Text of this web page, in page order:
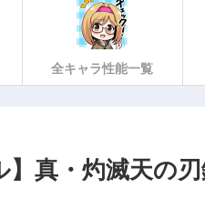
全キャラ性能一覧
】真・灼滅天の